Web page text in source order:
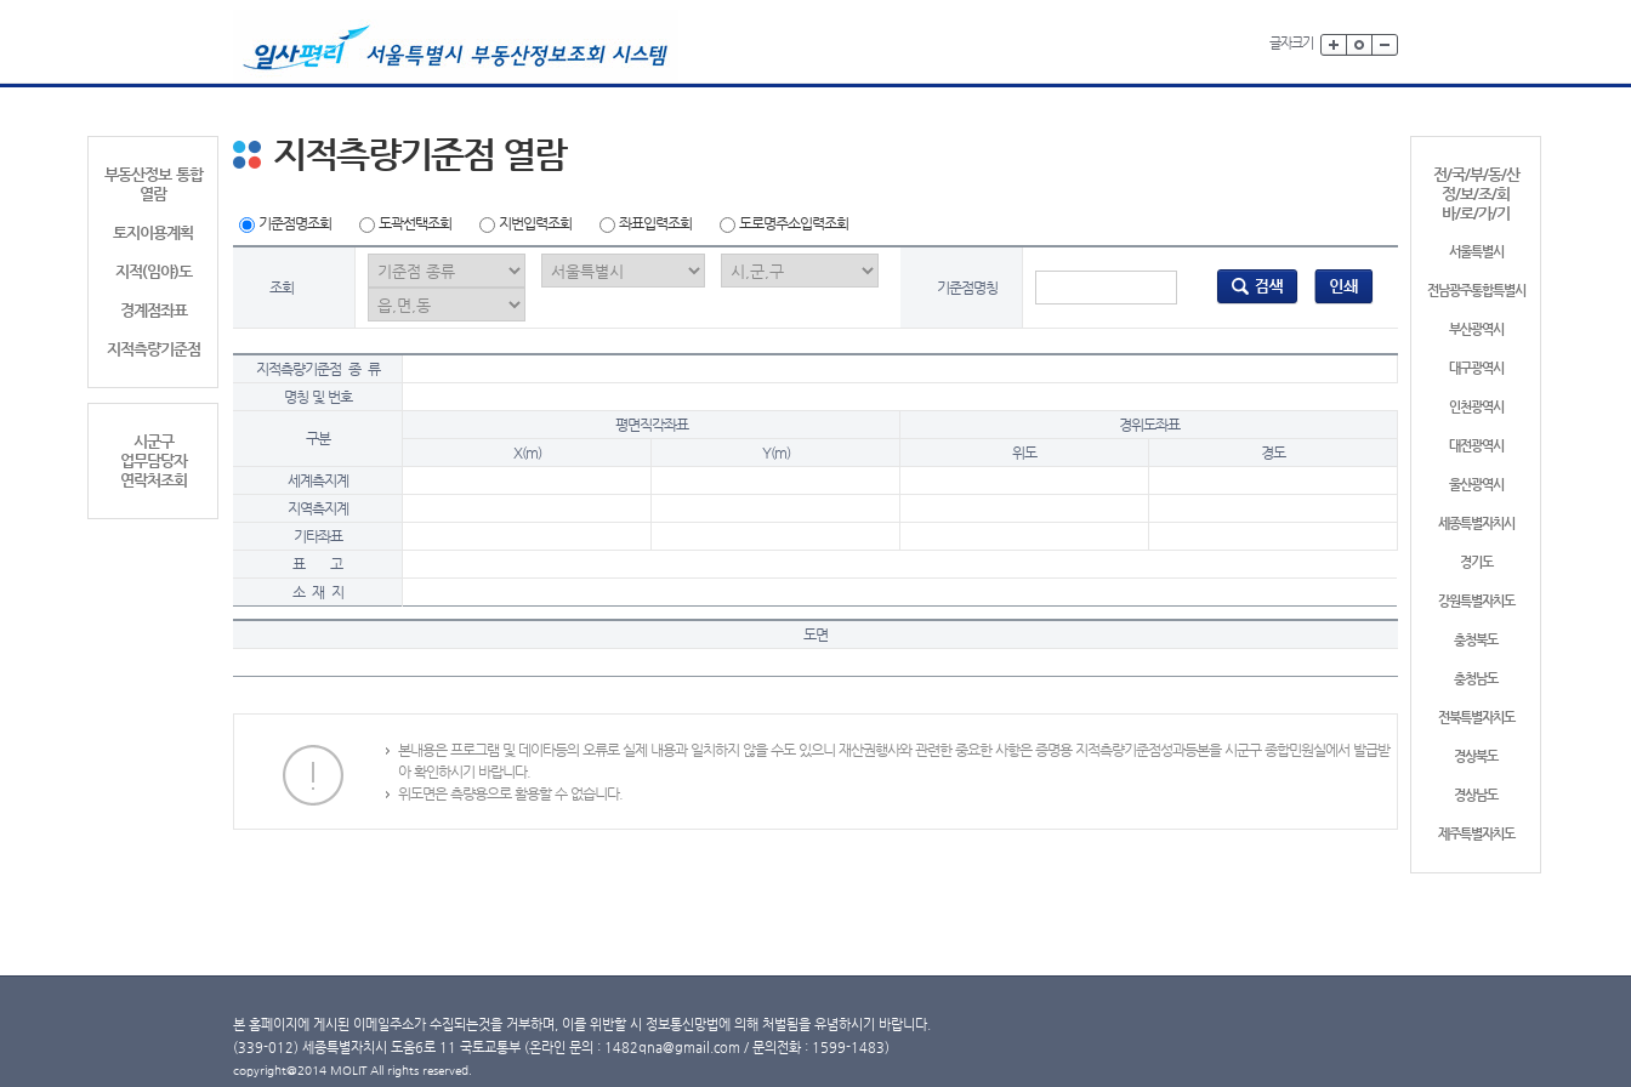
글자크기
부동산정보 통합
열람
토지이용계획
지적(임야)도
경계점좌표
지적측량기준점
시군구
업무담당자
연락처조회
전/국/부/동/산
정/보/조/회
바/로/가/기
서울특별시
전남광주통합특별시
부산광역시
대구광역시
인천광역시
대전광역시
울산광역시
세종특별자치시
경기도
강원특별자치도
충청북도
충청남도
전북특별자치도
경상북도
경상남도
제주특별자치도
지적측량기준점 열람
기준점명조회 도곽선택조회 지번입력조회 좌표입력조회 도로명주소입력조회
조회 기준점명칭
지적측량기준점 종 류
명칭 및 번호
구분
평면직각좌표
경위도좌표
X(m)
Y(m) 위도
경도
세계측지계
지역측지계
기타좌표
표 고
소 재 지
도면
본내용은 프로그램 및 데이타등의 오류로 실제 내용과 일치하지 않을 수도 있으니 재산권행사와 관련한 중요한 사항은 증명용 지적측량기준점성과등본을 시군구 종합민원실에서 발급받
아 확인하시기 바랍니다.
위도면은 측량용으로 활용할 수 없습니다.
본 홈페이지에 게시된 이메일주소가 수집되는것을 거부하며, 이를 위반할 시 정보통신망법에 의해 처벌됨을 유념하시기 바랍니다.
(339-012) 세종특별자치시 도움6로 11 국토교통부 (온라인 문의 : 1482qna@gmail.com / 문의전화 : 1599-1483)
copyright@2014 MOLIT All rights reserved.